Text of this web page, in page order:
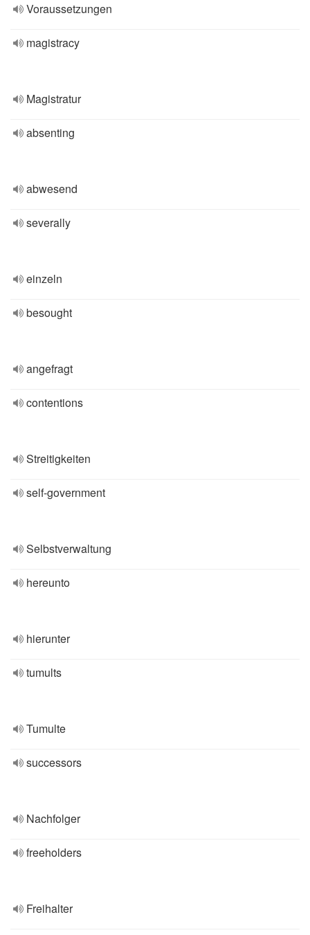
Voraussetzungen
magistracy
Magistratur
absenting
abwesend
severally
einzeln
besought
angefragt
contentions
Streitigkeiten
self-government
Selbstverwaltung
hereunto
hierunter
tumults
Tumulte
successors
Nachfolger
freeholders
Freihalter